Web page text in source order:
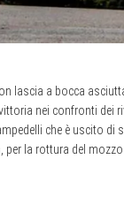
lascia a bocca
nei confronti dei
che è uscito di
per la rottura del